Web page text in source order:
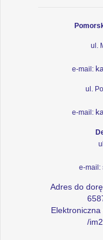
ul.
e-mail:
ul.
e-mail:
e-mail:
Adres do
/